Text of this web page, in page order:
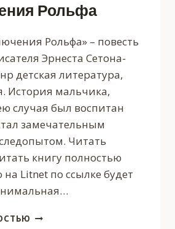
Рольфа
Рольфа» – повесть
Эрнеста Сетона-
детская литература,
История мальчика,
случая был воспитан
замечательным
Читать
книгу полностью
Litnet по ссылке будет
ПРИКЛЮЧЕНИЯ